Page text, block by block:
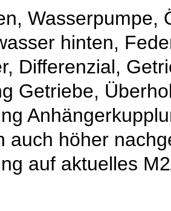
Wasserpumpe,
hinten,
Differenzial,
Getriebe,
auch höher
auf aktuelles